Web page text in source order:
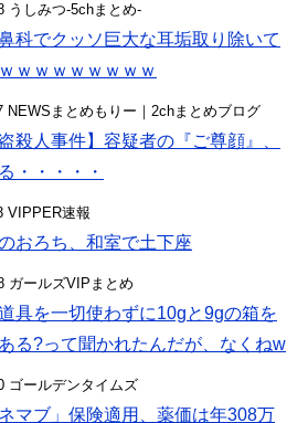
うしみつ-5chまとめ-
科でクッソ巨大な耳垢取り除いて
ｗｗｗｗｗｗｗｗ
NEWSまとめもりー｜2chまとめブログ
殺人事件】容疑者の『ご尊顔』、
・・・・・
VIPPER速報
おろち、和室で土下座
ガールズVIPまとめ
具を一切使わずに10gと9gの箱を
る?って聞かれたんだが、なくねw
ゴールデンタイムズ
マブ」保険適用、薬価は年308万